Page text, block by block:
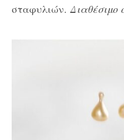
σταφυλιών. Διαθέσιμο